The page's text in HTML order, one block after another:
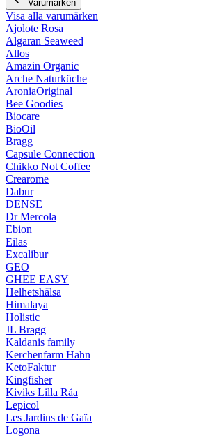
Varumärken
Visa alla varumärken
Ajolote Rosa
Algaran Seaweed
Allos
Amazin Organic
Arche Naturküche
AroniaOriginal
Bee Goodies
Biocare
BioOil
Bragg
Capsule Connection
Chikko Not Coffee
Crearome
Dabur
DENSE
Dr Mercola
Ebion
Eilas
Excalibur
GEO
GHEE EASY
Helhetshälsa
Himalaya
Holistic
JL Bragg
Kaldanis family
Kerchenfarm Hahn
KetoFaktur
Kingfisher
Kiviks Lilla Råa
Lepicol
Les Jardins de Gaïa
Logona